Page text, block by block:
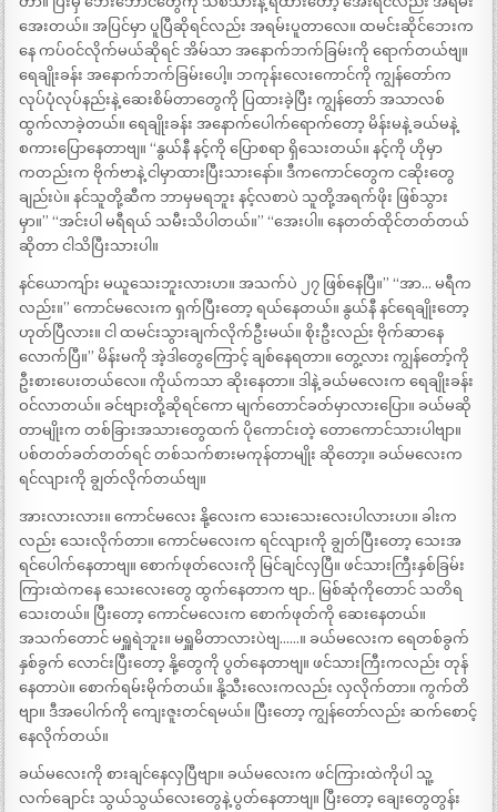
အေးတယ်။ အပြင်မှာ ပူပြီဆိုရင်လည်း အရမ်းပူတာလေ။ ထမင်းဆိုင်ဘေးက
နေ ကပ်ဝင်လိုက်မယ်ဆိုရင် အိမ်သာ အနောက်ဘက်ခြမ်းကို ရောက်တယ်ဗျ။
ရေချိုးခန်း အနောက်ဘက်ခြမ်းပေါ့။ ဘကုန်းလေးကောင်ကို ကျွန်တော်က
လုပ်ပုံလုပ်နည်းနဲ့ ဆေးစိမ်တာတွေကို ပြထားခဲ့ပြီး ကျွန်တော် အသာလစ်
ထွက်လာခဲ့တယ်။ ရေချိုးခန်း အနောက်ပေါက်ရောက်တော့ မိန်းမနဲ့ ခယ်မနဲ့
စကားပြောနေတာဗျ။ “နွယ်နီ နင့်ကို ပြောစရာ ရှိသေးတယ်။ နင့်ကို ဟိုမှာ
ကတည်းက ဗိုက်ဗာနဲ့ ငါမှာထားပြီးသားနော်။ ဒီကကောင်တွေက ငဆိုးတွေ
ချည်းပဲ။ နင်သူတို့ဆီက ဘာမှမရဘူး နင့်လစာပဲ သူတို့အရက်ဖိုး ဖြစ်သွား
မှာ။” “အင်းပါ မရီရယ် သမီးသိပါတယ်။” “အေးပါ။ နေတတ်ထိုင်တတ်တယ်
ဆိုတာ ငါသိပြီးသားပါ။
နင်ယောကျ်ား မယူသေးဘူးလားဟ။ အသက်ပဲ ၂၇ ဖြစ်နေပြီ။” “အာ… မရီက
လည်း။” ကောင်မလေးက ရှက်ပြီးတော့ ရယ်နေတယ်။ နွယ်နီ နင်ရေချိုးတော့
ဟုတ်ပြီလား။ ငါ ထမင်းသွားချက်လိုက်ဦးမယ်။ စိုးဦးလည်း ဗိုက်ဆာနေ
လောက်ပြီ။” မိန်းမကို အဲ့ဒါတွေကြောင့် ချစ်နေရတာ။ တွေ့လား ကျွန်တော့်ကို
ဦးစားပေးတယ်လေ။ ကိုယ်ကသာ ဆိုးနေတာ။ ဒါနဲ့ ခယ်မလေးက ရေချိုးခန်း
ဝင်လာတယ်။ ခင်ဗျားတို့ဆိုရင်ကော မျက်တောင်ခတ်မှာလားပြော။ ခယ်မဆို
တာမျိုးက တစ်ခြားအသားတွေထက် ပိုကောင်းတဲ့ တောကောင်သားပါဗျာ။
ပစ်တတ်ခတ်တတ်ရင် တစ်သက်စားမကုန်တာမျိုး ဆိုတော့။ ခယ်မလေးက
ရင်လျားကို ချွတ်လိုက်တယ်ဗျ။
အားလားလား။ ကောင်မလေး နို့လေးက သေးသေးလေးပါလားဟ။ ခါးက
လည်း သေးလိုက်တာ။ ကောင်မလေးက ရင်လျားကို ချွတ်ပြီးတော့ သေးအ
ရင်ပေါက်နေတာဗျ။ စောက်ဖုတ်လေးကို မြင်ချင်လှပြီ။ ဖင်သားကြီးနှစ်ခြမ်း
ကြားထဲကနေ သေးလေးတွေ ထွက်နေတာက ဗျာ.. မြစ်ဆုံကိုတောင် သတိရ
သေးတယ်။ ပြီးတော့ ကောင်မလေးက စောက်ဖုတ်ကို ဆေးနေတယ်။
အသက်တောင် မရှူရဲဘူး။ မရှူမိတာလားပဲဗျ……။ ခယ်မလေးက ရေတစ်ခွက်
နှစ်ခွက် လောင်းပြီးတော့ နို့တွေကို ပွတ်နေတာဗျ။ ဖင်သားကြီးကလည်း တုန်
နေတာပဲ။ စောက်ရမ်းမိုက်တယ်။ နို့သီးလေးကလည်း လှလိုက်တာ။ ကွက်တိ
ဗျာ။ ဒီအပေါက်ကို ကျေးဇူးတင်ရမယ်။ ပြီးတော့ ကျွန်တော်လည်း ဆက်စောင့်
နေလိုက်တယ်။
ခယ်မလေးကို စားချင်နေလှပြီဗျာ။ ခယ်မလေးက ဖင်ကြားထဲကိုပါ သူ့
လက်ချောင်း သွယ်သွယ်လေးတွေနဲ့ ပွတ်နေတာဗျ။ ပြီးတော့ ချေးတွေတွန်း